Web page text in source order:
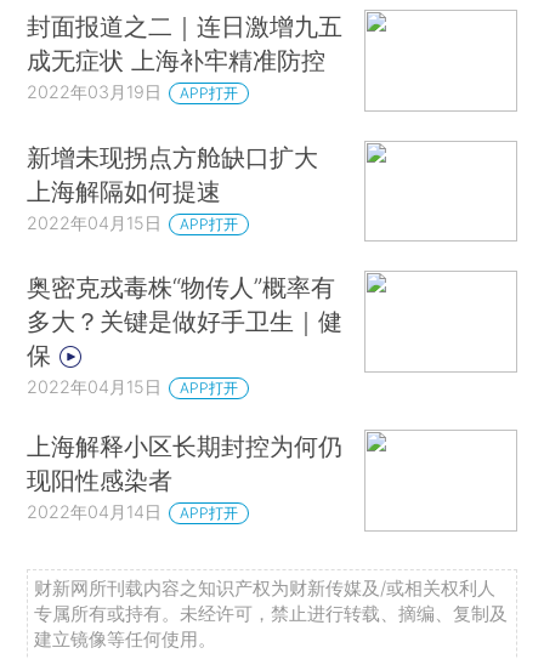
封面报道之二｜连日激增九五
成无症状 上海补牢精准防控
2022年03月19日 APP打开
新增未现拐点方舱缺口扩大
上海解隔如何提速
2022年04月15日 APP打开
奥密克戎毒株“物传人”概率有
多大？关键是做好手卫生｜健
保
2022年04月15日 APP打开
上海解释小区长期封控为何仍
现阳性感染者
2022年04月14日 APP打开
财新网所刊载内容之知识产权为财新传媒及/或相关权利人
专属所有或持有。未经许可，禁止进行转载、摘编、复制及
建立镜像等任何使用。